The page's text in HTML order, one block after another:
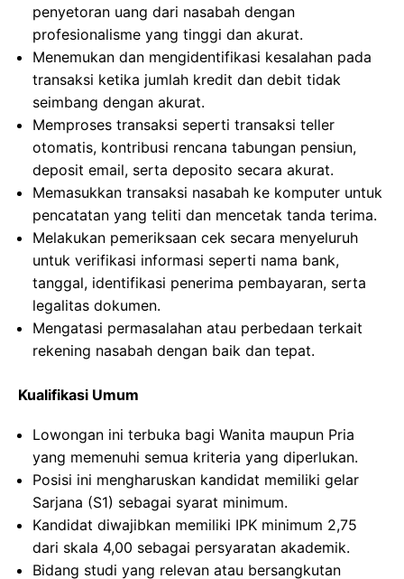
penyetoran uang dari nasabah dengan
profesionalisme yang tinggi dan akurat.
Menemukan dan mengidentifikasi kesalahan pada
transaksi ketika jumlah kredit dan debit tidak
seimbang dengan akurat.
Memproses transaksi seperti transaksi teller
otomatis, kontribusi rencana tabungan pensiun,
deposit email, serta deposito secara akurat.
Memasukkan transaksi nasabah ke komputer untuk
pencatatan yang teliti dan mencetak tanda terima.
Melakukan pemeriksaan cek secara menyeluruh
untuk verifikasi informasi seperti nama bank,
tanggal, identifikasi penerima pembayaran, serta
legalitas dokumen.
Mengatasi permasalahan atau perbedaan terkait
rekening nasabah dengan baik dan tepat.
Kualifikasi Umum
Lowongan ini terbuka bagi Wanita maupun Pria
yang memenuhi semua kriteria yang diperlukan.
Posisi ini mengharuskan kandidat memiliki gelar
Sarjana (S1) sebagai syarat minimum.
Kandidat diwajibkan memiliki IPK minimum 2,75
dari skala 4,00 sebagai persyaratan akademik.
Bidang studi yang relevan atau bersangkutan